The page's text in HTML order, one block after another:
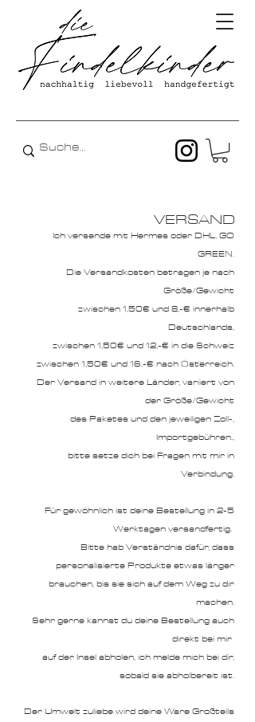
VERSAND
Ich versende mit Hermes oder DHL, GO
GREEN.
Die Versandkosten betragen je nach
Größe/Gewicht
zwischen 1,50€ und 8,-€ innerhalb
Deutschlands,
zwischen 1,50€ und 12,-€ in die Schweiz
zwischen 1,50€ und 16,-€ nach Österreich.
Der Versand in weitere Länder, variiert von
der Größe/Gewicht
des Paketes und den jeweiligen Zoll-,
Importgebühren.,
bitte setze dich bei Fragen mit mir in
Verbindung.
Für gewöhnlich ist deine Bestellung in 2-5
Werktagen versandfertig.
Bitte hab Verständnis dafür, dass
personalisierte Produkte etwas länger
brauchen, bis sie sich auf dem Weg zu dir
machen.
Sehr gerne kannst du deine Bestellung auch
direkt bei mir
auf der Insel abholen, ich melde mich bei dir,
sobald sie abholbereit ist.
Der Umwelt zuliebe wird deine Ware Großteils